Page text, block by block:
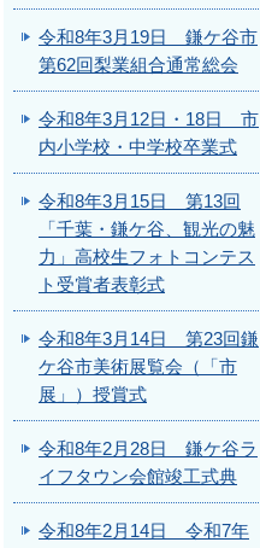
令和8年3月19日 鎌ケ谷市
第62回梨業組合通常総会
令和8年3月12日・18日 市
内小学校・中学校卒業式
令和8年3月15日 第13回
「千葉・鎌ケ谷、観光の魅
力」高校生フォトコンテス
ト受賞者表彰式
令和8年3月14日 第23回鎌
ケ谷市美術展覧会（「市
展」）授賞式
令和8年2月28日 鎌ケ谷ラ
イフタウン会館竣工式典
令和8年2月14日 令和7年